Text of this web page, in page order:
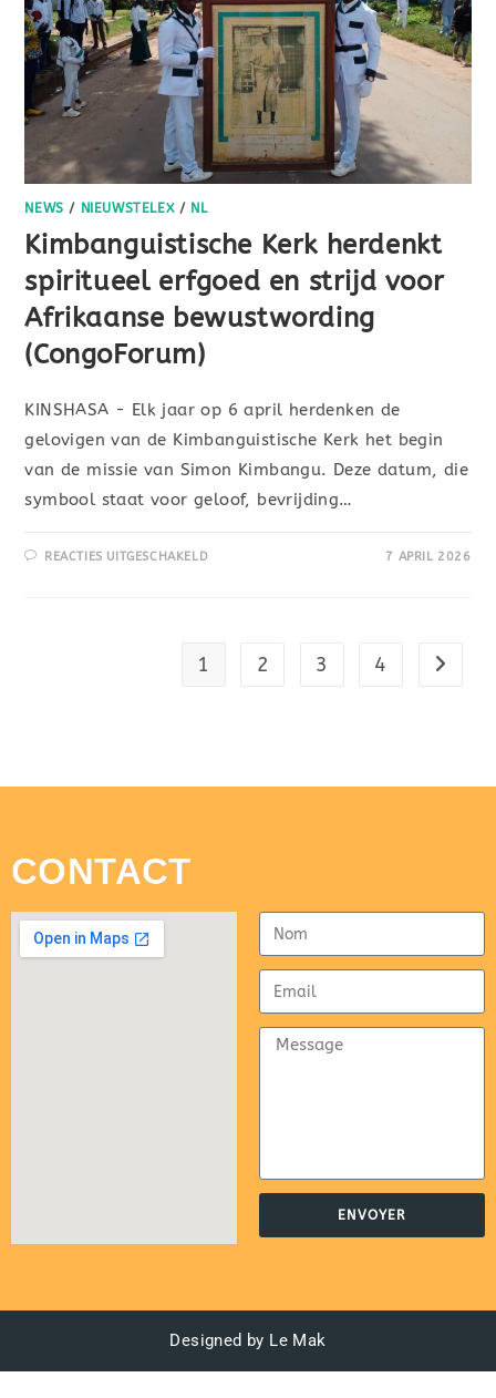
NEWS / NIEUWSTELEX/ NL
Kimbanguistische Kerk herdenkt
spiritueel erfgoed en strijd voor
Afrikaanse bewustwording
(CongoForum)
KINSHASA - Elk jaar op 6 april herdenken de
gelovigen van de Kimbanguistische Kerk het begin
van de missie van Simon Kimbangu. Deze datum, die
symbool staat voor geloof, bevrijding…
REACTIES UITGESCHAKELD 7 APRIL 2026
1 2 3 4
CONTACT
ENVOYER
Designed by Le Mak